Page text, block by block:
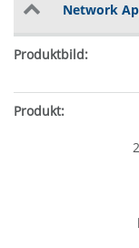
Network